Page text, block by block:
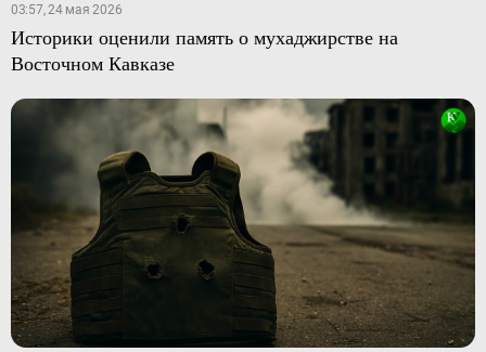
03:57, 24 мая 2026
Историки оценили память о мухаджирстве на
Восточном Кавказе